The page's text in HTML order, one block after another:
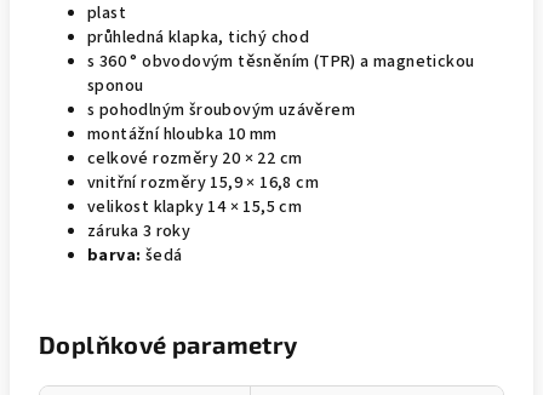
plast
průhledná klapka, tichý chod
s 360 ° obvodovým těsněním (TPR) a magnetickou
sponou
s pohodlným šroubovým uzávěrem
montážní hloubka 10 mm
celkové rozměry 20 × 22 cm
vnitřní rozměry 15,9 × 16,8 cm
velikost klapky 14 × 15,5 cm
záruka 3 roky
barva: šedá
Doplňkové parametry